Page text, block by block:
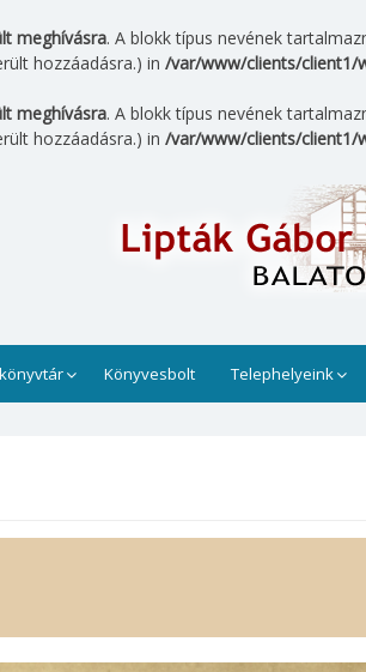
meghívásra. A blokk típus nevének
hozzáadásra.) in /var/www/clients/client1/
meghívásra. A blokk típus nevének
hozzáadásra.) in /var/www/clients/client1/
Könyvesbolt Telephelyeink